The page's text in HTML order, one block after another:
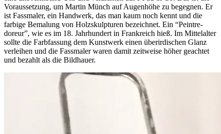
Voraussetzung, um Martin Münch auf Augenhöhe zu begegnen. Er
ist Fassmaler, ein Handwerk, das man kaum noch kennt und die
farbige Bemalung von Holzskulpturen bezeichnet. Ein “Peintre-
doreur”, wie es im 18. Jahrhundert in Frankreich hieß. Im Mittelalter
sollte die Farbfassung dem Kunstwerk einen überirdischen Glanz
verleihen und die Fassmaler waren damit zeitweise höher geachtet
und bezahlt als die Bildhauer.